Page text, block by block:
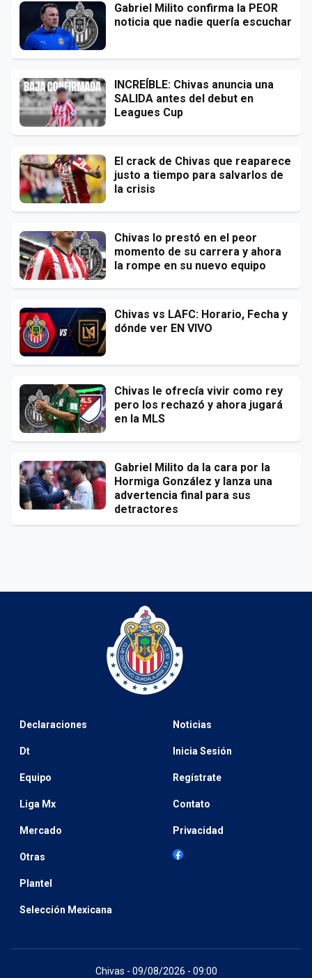
Gabriel Milito confirma la PEOR
noticia que nadie quería escuchar
INCREÍBLE: Chivas anuncia una
SALIDA antes del debut en
Leagues Cup
El crack de Chivas que reaparece
justo a tiempo para salvarlos de
la crisis
Chivas lo prestó en el peor
momento de su carrera y ahora
la rompe en su nuevo equipo
Chivas vs LAFC: Horario, Fecha y
dónde ver EN VIVO
Chivas le ofrecía vivir como rey
pero los rechazó y ahora jugará
en la MLS
Gabriel Milito da la cara por la
Hormiga González y lanza una
advertencia final para sus
detractores
Declaraciones
Dt
Equipo
Liga Mx
Mercado
Otras
Plantel
Selección Mexicana
Noticias
Inicia Sesión
Regístrate
Contato
Privacidad
Chivas - 09/08/2026 - 09:00